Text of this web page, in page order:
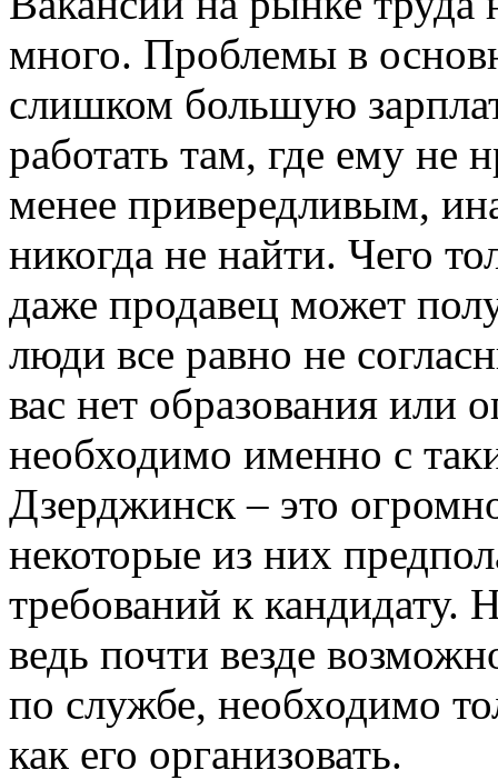
много. Проблемы в
слишком большую
работать там, где ему не
менее привередливым,
никогда не найти. Чего
даже продавец может
люди все равно не
вас нет образования или
необходимо именно с
Дзерджинск – это
некоторые из них
требований к кандидату.
ведь почти везде
по службе, необходимо
как его организовать.